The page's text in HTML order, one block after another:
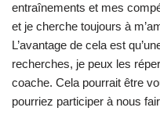
entraînements et mes
et je cherche toujours à
L’avantage de cela est
recherches, je peux les
coache. Cela pourrait être
pourriez participer à nous